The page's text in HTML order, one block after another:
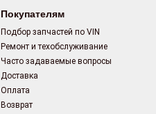
Покупателям
Подбор запчастей по VIN
Ремонт и техобслуживание
Часто задаваемые вопросы
Доставка
Оплата
Возврат